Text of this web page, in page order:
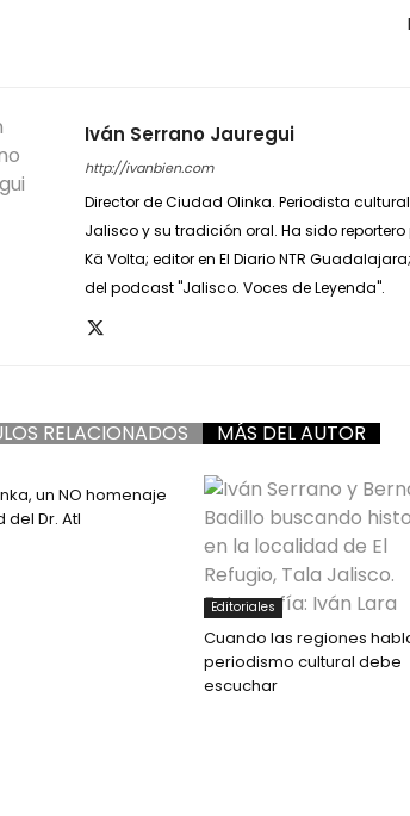
Iván Serrano Jauregui
http://ivanbien.com
Director de Ciudad Olinka. Periodista
Jalisco y su tradición oral. Ha sido
Kä Volta; editor en El Diario NTR
del podcast "Jalisco. Voces de Leyenda".
RELACIONADOS MÁS DEL AUTOR
un NO homenaje
del Dr. Atl
Editoriales
Cuando las regiones
periodismo cultural debe
escuchar